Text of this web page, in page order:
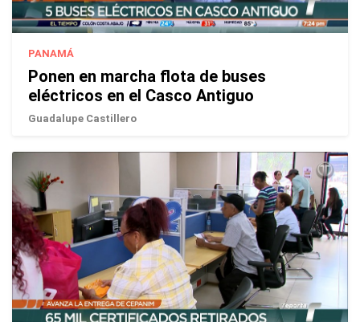
PANAMÁ
Ponen en marcha flota de buses
eléctricos en el Casco Antiguo
Guadalupe Castillero